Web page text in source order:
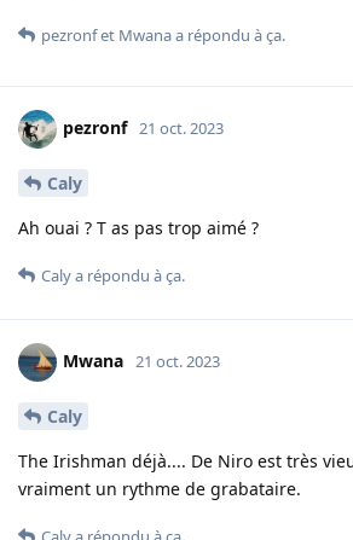
pezronfet Mwanaa répondu à ça.
pezronf 21 oct. 2023
Caly
Ah ouai ? T as pas trop aimé ?
Calya répondu à ça.
Mwana 21 oct. 2023
Caly
The Irishman déjà.... De Niro est très
vraiment un rythme de grabataire.